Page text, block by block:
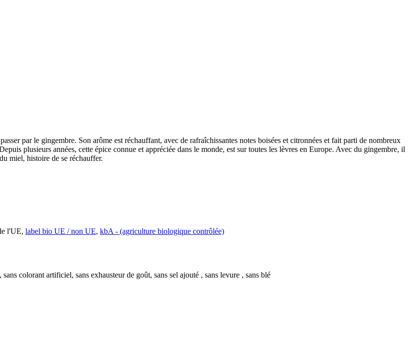
par le gingembre. Son arôme est réchauffant, avec de rafraîchissantes notes boisées et citronnées et fait parti de nombreux
plusieurs années, cette épice connue et appréciée dans le monde, est sur toutes les lèvres en Europe. Avec du gingembre, il
miel, histoire de se réchauffer.
l'UE, label bio UE / non UE, kbA - (agriculture biologique contrôlée)
colorant artificiel, sans exhausteur de goût, sans sel ajouté , sans levure , sans blé